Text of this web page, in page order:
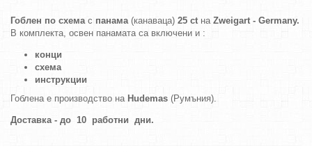
Гоблен по схемас панама(канаваца) 25 ct на Zweigart - Germany.
В комплекта, освен панамата са включени и :
конци
схема
инструкции
Гоблена е производство на Hudemas (Румъния).
Доставка - до 10 работни дни.